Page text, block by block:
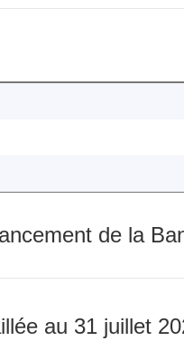
de la
au 31 juillet